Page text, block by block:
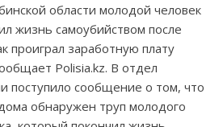
области молодой человек
жизнь самоубийством после
проиграл заработную плату
Polisia.kz. В отдел
поступило сообщение о том, что
обнаружен труп молодого